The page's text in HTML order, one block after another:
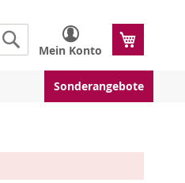
Mein Konto
Sonderangebote